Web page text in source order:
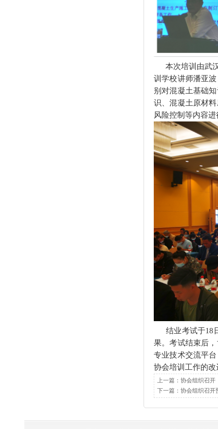
本次培训由武
训学校讲师潘亚
别对混凝土基础
识、混凝土原材
风险控制等内容
结业考试于18
果。考试结束后
专业技术交流平
协会培训工作的
上一篇： 协会组织召开
下一篇： 协会组织召开